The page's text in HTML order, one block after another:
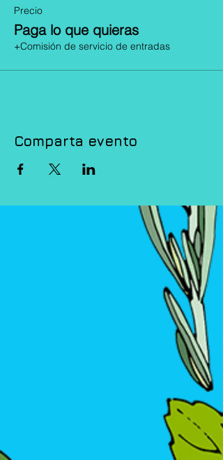
Precio
Paga lo que quieras
+Comisión de servicio de entradas
Comparta evento